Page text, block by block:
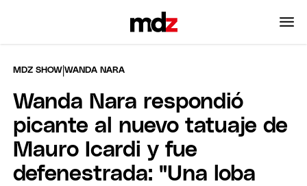
MDZ SHOW |WANDA NARA
Wanda Nara respondió
picante al nuevo tatuaje de
Mauro Icardi y fue
defenestrada: "Una loba